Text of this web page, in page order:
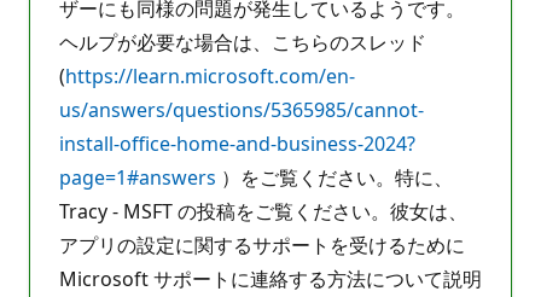
ザーにも同様の問題が発生しているようです。
ヘルプが必要な場合は、こちらのスレッド
(https://learn.microsoft.com/en-
us/answers/questions/5365985/cannot-
install-office-home-and-business-2024?
page=1#answers ）をご覧ください。特に、
Tracy - MSFT の投稿をご覧ください。彼女は、
アプリの設定に関するサポートを受けるために
Microsoft サポートに連絡する方法について説明